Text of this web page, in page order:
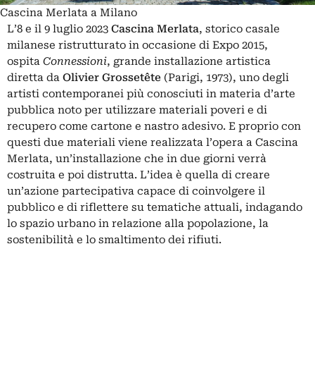
Cascina Merlata a Milano
L’8 e il 9 luglio 2023 Cascina Merlata, storico casale
milanese ristrutturato in occasione di Expo 2015,
ospita Connessioni, grande installazione artistica
diretta da Olivier Grossetête (Parigi, 1973), uno degli
artisti contemporanei più conosciuti in materia d’arte
pubblica noto per utilizzare materiali poveri e di
recupero come cartone e nastro adesivo. E proprio con
questi due materiali viene realizzata l’opera a Cascina
Merlata, un’installazione che in due giorni verrà
costruita e poi distrutta. L’idea è quella di creare
un’azione partecipativa capace di coinvolgere il
pubblico e di riflettere su tematiche attuali, indagando
lo spazio urbano in relazione alla popolazione, la
sostenibilità e lo smaltimento dei rifiuti.